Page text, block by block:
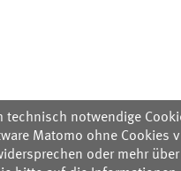
technisch notwendige
Matomo ohne Cookies
oder mehr